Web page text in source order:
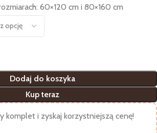
60×120 cm i 80×160 cm
Dodaj do koszyka
Kup teraz
komplet i zyskaj korzystniejszą cenę!